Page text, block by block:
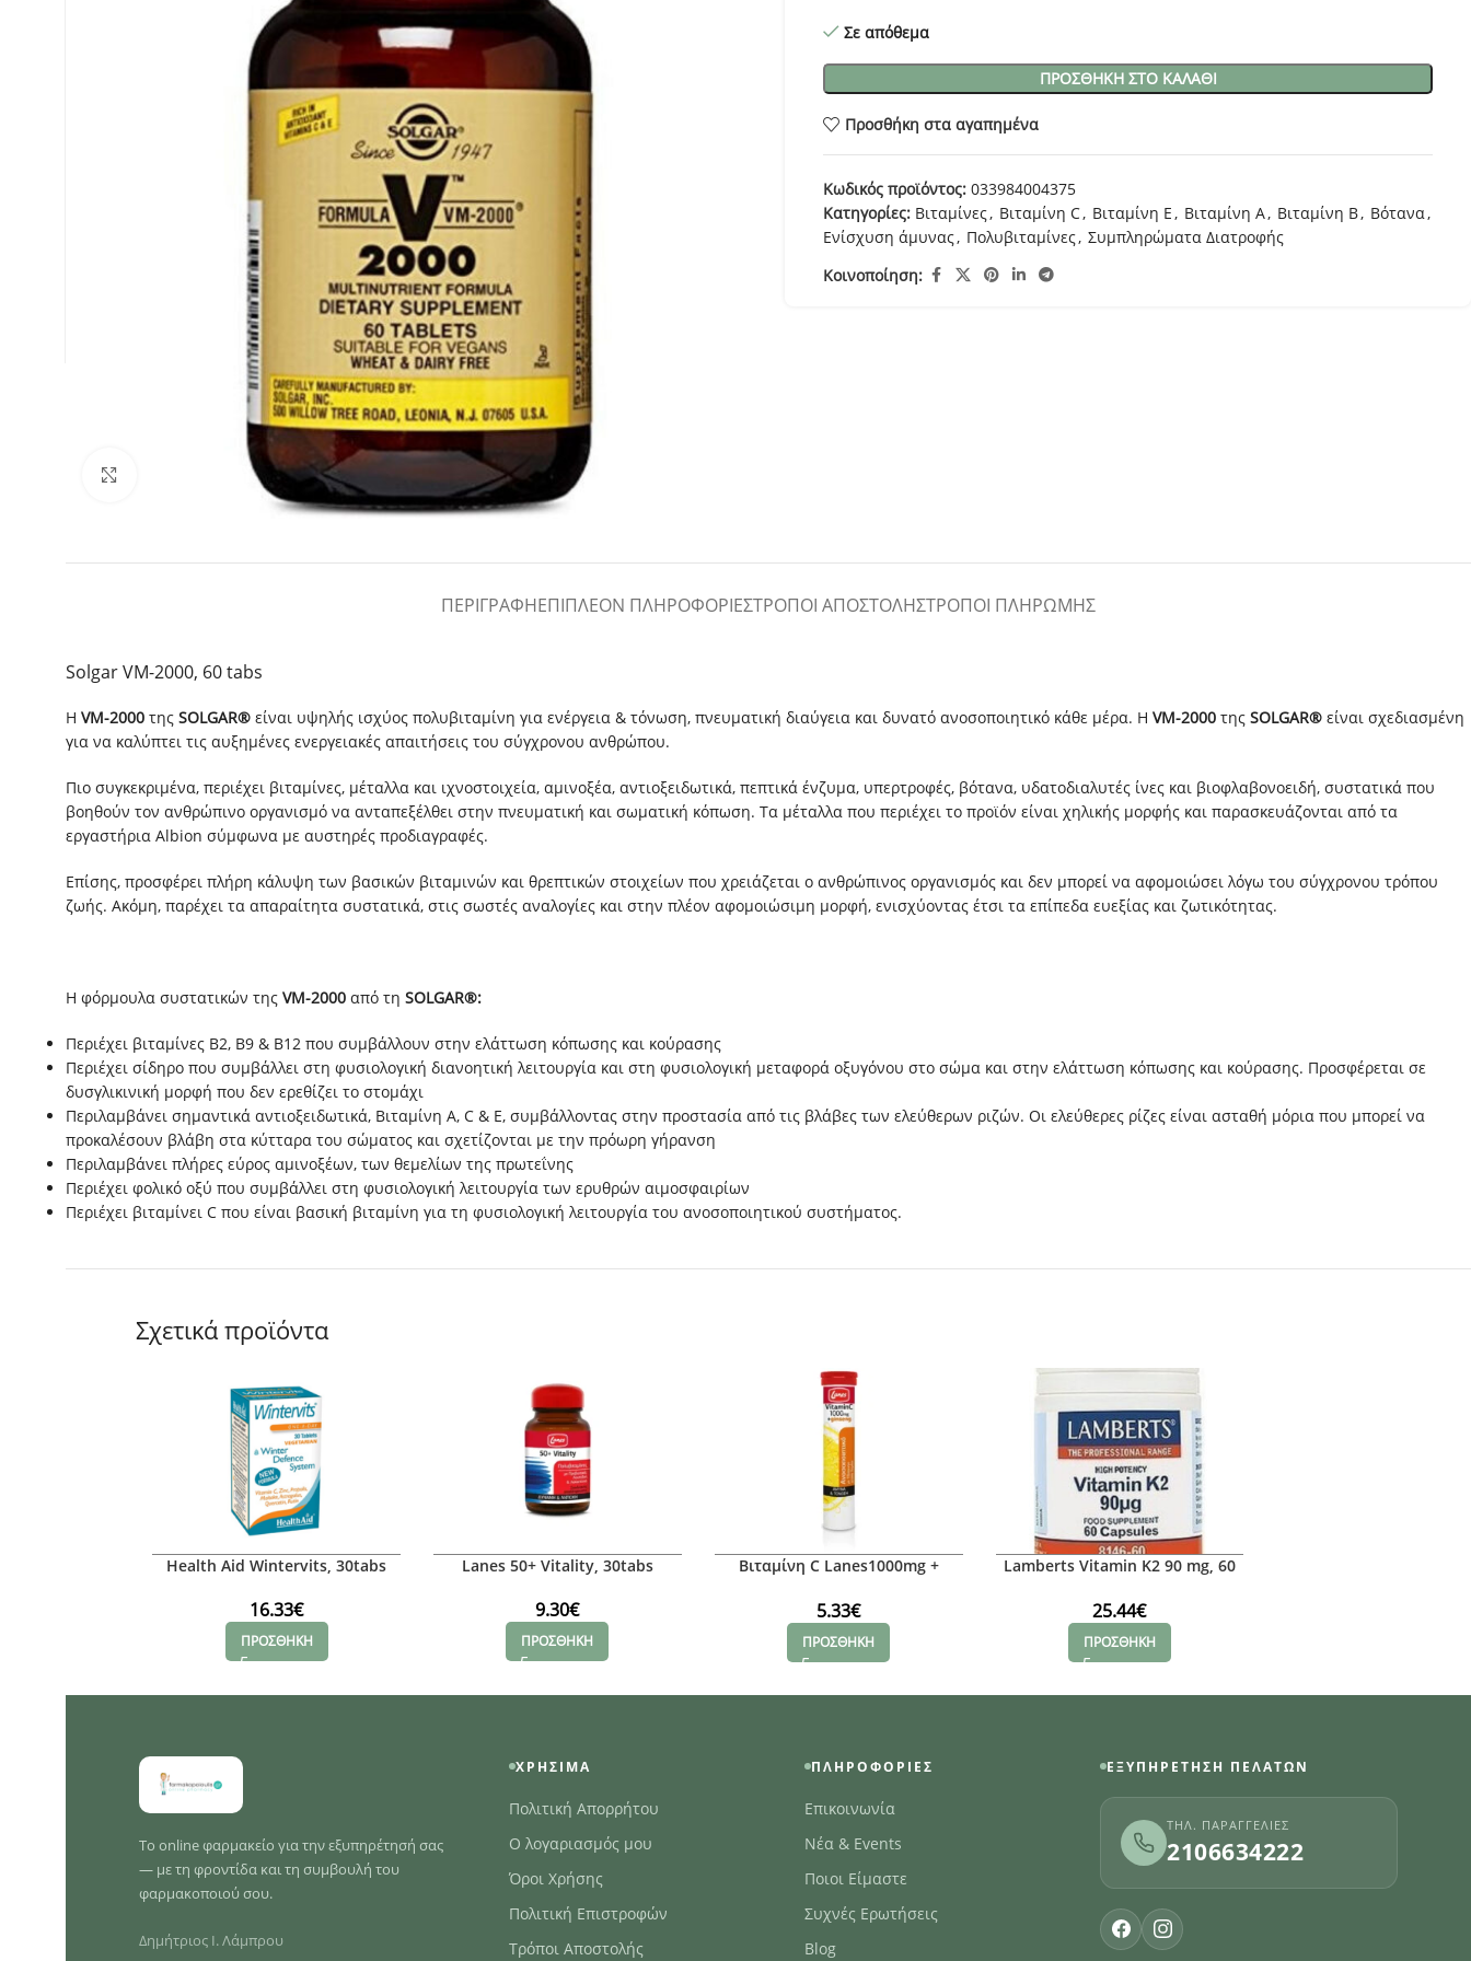
Κλικ για μεγέθυνση
Σε απόθεμα
ΠΡΟΣΘΉΚΗ ΣΤΟ ΚΑΛΆΘΙ
Προσθήκη στα αγαπημένα
Κωδικός προϊόντος: 033984004375
Κατηγορίες: Βιταμίνες, Βιταμίνη C, Βιταμίνη E, Βιταμίνη Α, Βιταμίνη Β, Βότανα,
Ενίσχυση άμυνας, Πολυβιταμίνες, Συμπληρώματα Διατροφής
Κοινοποίηση:
ΠΕΡΙΓΡΑΦΉΕΠΙΠΛΈΟΝ ΠΛΗΡΟΦΟΡΊΕΣΤΡΌΠΟΙ ΑΠΟΣΤΟΛΉΣΤΡΌΠΟΙ ΠΛΗΡΩΜΉΣ
Solgar VM-2000, 60 tabs
Η VM-2000 της SOLGAR® είναι υψηλής ισχύος πολυβιταμίνη για ενέργεια & τόνωση, πνευματική διαύγεια και δυνατό ανοσοποιητικό κάθε μέρα. Η VM-2000 της SOLGAR® είναι σχεδιασμένη
για να καλύπτει τις αυξημένες ενεργειακές απαιτήσεις του σύγχρονου ανθρώπου.
Πιο συγκεκριμένα, περιέχει βιταμίνες, μέταλλα και ιχνοστοιχεία, αμινοξέα, αντιοξειδωτικά, πεπτικά ένζυμα, υπερτροφές, βότανα, υδατοδιαλυτές ίνες και βιοφλαβονοειδή, συστατικά που
βοηθούν τον ανθρώπινο οργανισμό να ανταπεξέλθει στην πνευματική και σωματική κόπωση. Τα μέταλλα που περιέχει το προϊόν είναι χηλικής μορφής και παρασκευάζονται από τα
εργαστήρια Albion σύμφωνα με αυστηρές προδιαγραφές.
Επίσης, προσφέρει πλήρη κάλυψη των βασικών βιταμινών και θρεπτικών στοιχείων που χρειάζεται ο ανθρώπινος οργανισμός και δεν μπορεί να αφομοιώσει λόγω του σύγχρονου τρόπου
ζωής. Ακόμη, παρέχει τα απαραίτητα συστατικά, στις σωστές αναλογίες και στην πλέον αφομοιώσιμη μορφή, ενισχύοντας έτσι τα επίπεδα ευεξίας και ζωτικότητας.
Η φόρμουλα συστατικών της VM-2000 από τη SOLGAR®:
Περιέχει βιταμίνες B2, B9 & B12 που συμβάλλουν στην ελάττωση κόπωσης και κούρασης
Περιέχει σίδηρο που συμβάλλει στη φυσιολογική διανοητική λειτουργία και στη φυσιολογική μεταφορά οξυγόνου στο σώμα και στην ελάττωση κόπωσης και κούρασης. Προσφέρεται σε
δυσγλικινική μορφή που δεν ερεθίζει το στομάχι
Περιλαμβάνει σημαντικά αντιοξειδωτικά, Βιταμίνη Α, C & Ε, συμβάλλοντας στην προστασία από τις βλάβες των ελεύθερων ριζών. Οι ελεύθερες ρίζες είναι ασταθή μόρια που μπορεί να
προκαλέσουν βλάβη στα κύτταρα του σώματος και σχετίζονται με την πρόωρη γήρανση
Περιλαμβάνει πλήρες εύρος αμινοξέων, των θεμελίων της πρωτεΐνης
Περιέχει φολικό οξύ που συμβάλλει στη φυσιολογική λειτουργία των ερυθρών αιμοσφαιρίων
Περιέχει βιταμίνει C που είναι βασική βιταμίνη για τη φυσιολογική λειτουργία του ανοσοποιητικού συστήματος.
Σχετικά προϊόντα
Health Aid Wintervits, 30tabs
16.33€
ΠΡΟΣΘΗΚΗ
Lanes 50+ Vitality, 30tabs
9.30€
ΠΡΟΣΘΗΚΗ
Βιταμίνη C Lanes1000mg +
5.33€
ΠΡΟΣΘΗΚΗ
Lamberts Vitamin K2 90 mg, 60
25.44€
ΠΡΟΣΘΗΚΗ
Το online φαρμακείο για την εξυπηρέτησή σας
— με τη φροντίδα και τη συμβουλή του
φαρμακοποιού σου.
Δημήτριος Ι. Λάμπρου
ΧΡΉΣΙΜΑ
Πολιτική Απορρήτου
Ο λογαριασμός μου
Όροι Χρήσης
Πολιτική Επιστροφών
Τρόποι Αποστολής
ΠΛΗΡΟΦΟΡΊΕΣ
Επικοινωνία
Νέα & Events
Ποιοι Είμαστε
Συχνές Ερωτήσεις
Blog
ΕΞΥΠΗΡΈΤΗΣΗ ΠΕΛΑΤΏΝ
ΤΗΛ. ΠΑΡΑΓΓΕΛΊΕΣ
2106634222